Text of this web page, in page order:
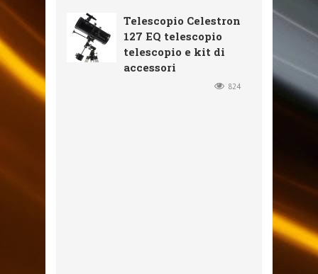
Telescopio Celestron
127 EQ telescopio
telescopio e kit di
accessori
824